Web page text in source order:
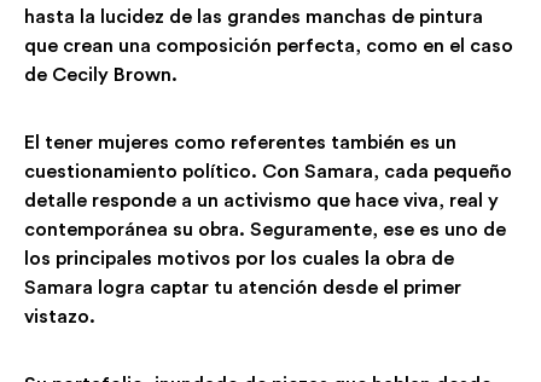
hasta la lucidez de las grandes manchas de pintura
que crean una composición perfecta, como en el caso
de Cecily Brown.
El tener mujeres como referentes también es un
cuestionamiento político. Con Samara, cada pequeño
detalle responde a un activismo que hace viva, real y
contemporánea su obra. Seguramente, ese es uno de
los principales motivos por los cuales la obra de
Samara logra captar tu atención desde el primer
vistazo.